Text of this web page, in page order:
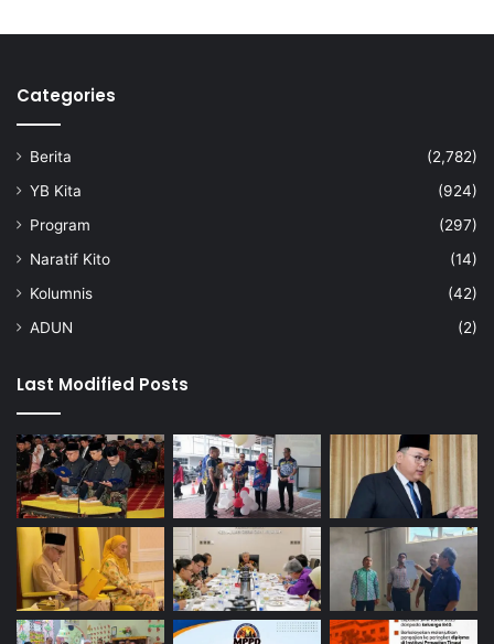
0
Categories
Berita
(2,782)
YB Kita
(924)
Program
(297)
Naratif Kito
(14)
Kolumnis
(42)
ADUN
(2)
Last Modified Posts